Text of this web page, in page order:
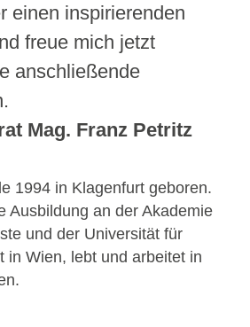
einen inspirierenden
freue mich jetzt
anschließende
Mag. Franz Petritz
1994 in Klagenfurt geboren.
Ausbildung an der Akademie
und der Universität für
in Wien, lebt und arbeitet in